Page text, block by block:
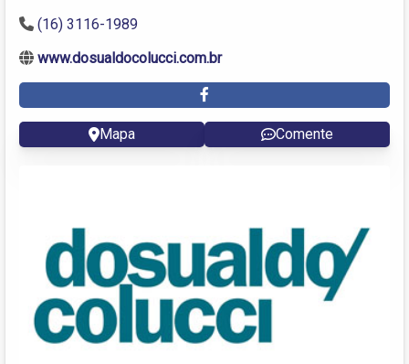
(16) 3116-1989
www.dosualdocolucci.com.br
Mapa Comente